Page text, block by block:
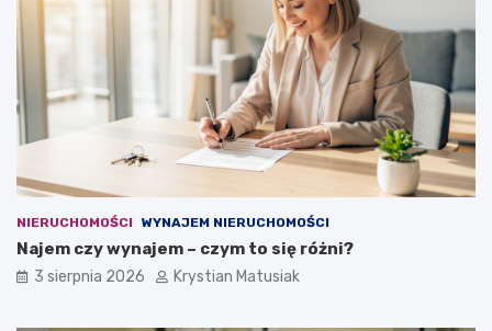
NIERUCHOMOŚCI WYNAJEM NIERUCHOMOŚCI
Najem czy wynajem – czym to się różni?
3 sierpnia 2026 Krystian Matusiak